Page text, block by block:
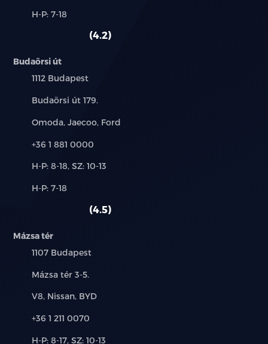
használt
Alkatrész,
H-P: 7-18
4.2
Budaörsi út
Település:
1112 Budapest
Cím:
Budaörsi út 179.
Márkák:
Omoda, Jaecoo, Ford
Telefon:
+36 1 881 0000
Új-
használt
H-P: 8-18, SZ: 10-13
Alkatrész,
H-P: 7-18
4.5
Mázsa tér
Település:
1107 Budapest
Cím:
Mázsa tér 3-5.
Márkák:
V8, Nissan, BYD
Telefon:
+36 1 211 0070
Új-
H-P: 8-17, SZ: 10-13